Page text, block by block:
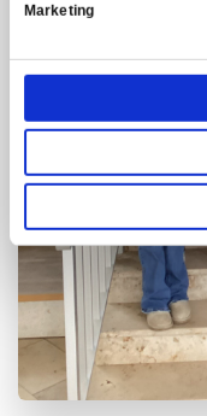
Marketing